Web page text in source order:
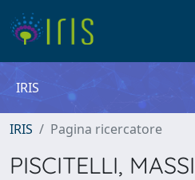
IRIS
IRIS Pagina ricercatore
PISCITELLI,